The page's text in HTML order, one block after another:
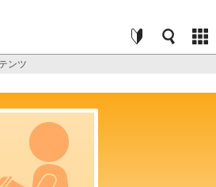
ンツ